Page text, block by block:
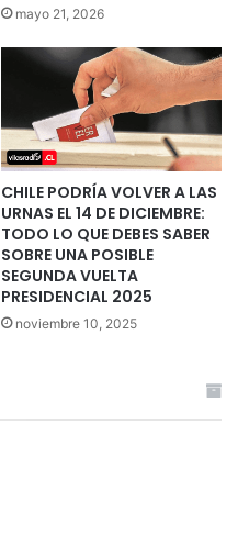
mayo 21, 2026
CHILE PODRÍA VOLVER A LAS
URNAS EL 14 DE DICIEMBRE:
TODO LO QUE DEBES SABER
SOBRE UNA POSIBLE
SEGUNDA VUELTA
PRESIDENCIAL 2025
noviembre 10, 2025